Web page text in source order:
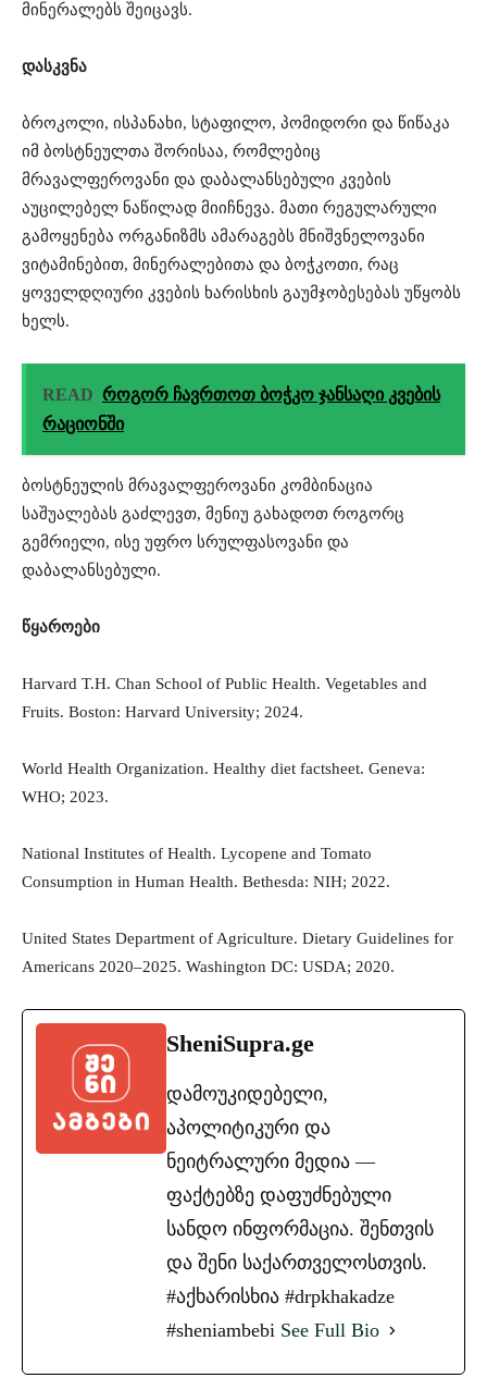
მინერალებს შეიცავს.
დასკვნა
ბროკოლი, ისპანახი, სტაფილო, პომიდორი და წიწაკა
იმ ბოსტნეულთა შორისაა, რომლებიც
მრავალფეროვანი და დაბალანსებული კვების
აუცილებელ ნაწილად მიიჩნევა. მათი რეგულარული
გამოყენება ორგანიზმს ამარაგებს მნიშვნელოვანი
ვიტამინებით, მინერალებითა და ბოჭკოთი, რაც
ყოველდღიური კვების ხარისხის გაუმჯობესებას უწყობს
ხელს.
READ როგორ ჩავრთოთ ბოჭკო ჯანსაღი კვების
რაციონში
ბოსტნეულის მრავალფეროვანი კომბინაცია
საშუალებას გაძლევთ, მენიუ გახადოთ როგორც
გემრიელი, ისე უფრო სრულფასოვანი და
დაბალანსებული.
წყაროები
Harvard T.H. Chan School of Public Health. Vegetables and
Fruits. Boston: Harvard University; 2024.
World Health Organization. Healthy diet factsheet. Geneva:
WHO; 2023.
National Institutes of Health. Lycopene and Tomato
Consumption in Human Health. Bethesda: NIH; 2022.
United States Department of Agriculture. Dietary Guidelines for
Americans 2020–2025. Washington DC: USDA; 2020.
SheniSupra.ge
დამოუკიდებელი,
აპოლიტიკური და
ნეიტრალური მედია —
ფაქტებზე დაფუძნებული
სანდო ინფორმაცია. შენთვის
და შენი საქართველოსთვის.
#აქხარისხია #drpkhakadze
#sheniambebi See Full Bio